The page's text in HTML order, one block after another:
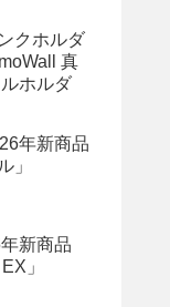
クホルダ
真
ホルダ
年新商品
」
新商品
」